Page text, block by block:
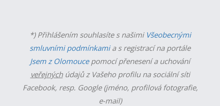
*) Přihlášením souhlasíte s našimi Všeobecnými
smluvními podmínkamia s registrací na portále
Jsem z Olomoucepomocí přenesení a uchování
veřejnýchúdajů z Vašeho profilu na sociální síti
Facebook, resp. Google (jméno, profilová fotografie,
e-mail)